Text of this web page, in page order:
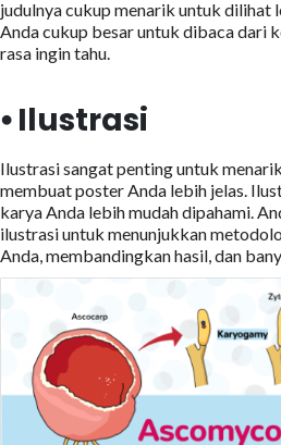
judulnya cukup menarik untuk dilihat
Anda cukup besar untuk dibaca dari
rasa ingin tahu.
⦁ Ilustrasi
Ilustrasi sangat penting untuk
membuat poster Anda lebih jelas.
karya Anda lebih mudah dipahami.
ilustrasi untuk menunjukkan
Anda, membandingkan hasil, dan